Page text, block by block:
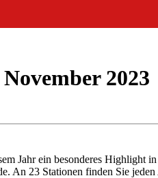
November 2023
Jahr ein besonderes Highlight
An 23 Stationen finden Sie